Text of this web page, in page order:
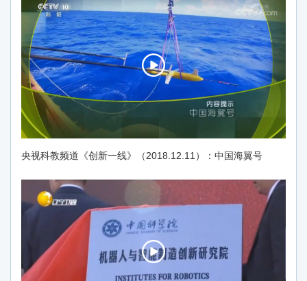
央视科教频道《创新一线》（2018.12.11）：中国海翼号